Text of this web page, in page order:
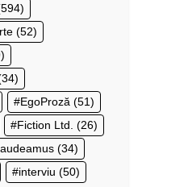
(52)
EgoProză (51)
Fiction Ltd. (26)
(34)
interviu (50)